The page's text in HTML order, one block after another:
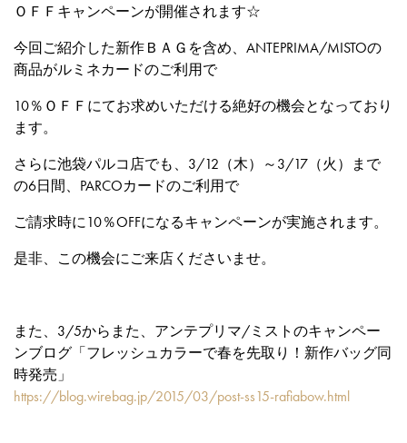
ＯＦＦキャンペーンが開催されます☆
今回ご紹介した新作ＢＡＧを含め、ANTEPRIMA/MISTOの
商品がルミネカードのご利用で
10％ＯＦＦにてお求めいただける絶好の機会となっており
ます。
さらに池袋パルコ店でも、3/12（木）～3/17（火）まで
の6日間、PARCOカードのご利用で
ご請求時に10％OFFになるキャンペーンが実施されます。
是非、この機会にご来店くださいませ。
また、3/5からまた、アンテプリマ/ミストのキャンペー
ンブログ「フレッシュカラーで春を先取り！新作バッグ同
時発売」
https://blog.wirebag.jp/2015/03/post-ss15-rafiabow.html